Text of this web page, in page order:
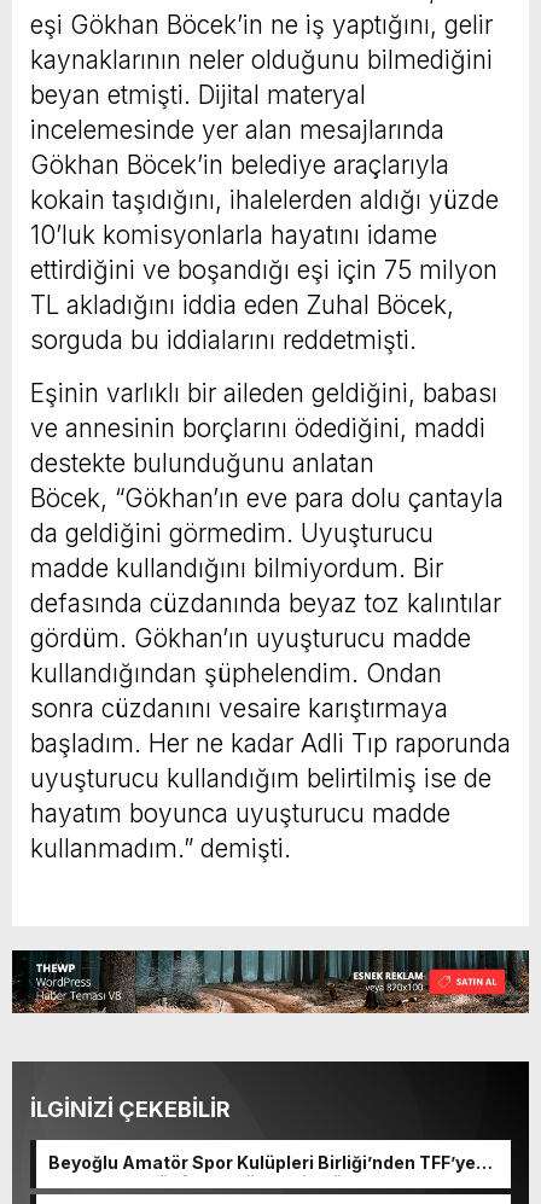
eşi Gökhan Böcek’in ne iş yaptığını, gelir
kaynaklarının neler olduğunu bilmediğini
beyan etmişti. Dijital materyal
incelemesinde yer alan mesajlarında
Gökhan Böcek’in belediye araçlarıyla
kokain taşıdığını, ihalelerden aldığı yüzde
10’luk komisyonlarla hayatını idame
ettirdiğini ve boşandığı eşi için 75 milyon
TL akladığını iddia eden Zuhal Böcek,
sorguda bu iddialarını reddetmişti.
Eşinin varlıklı bir aileden geldiğini, babası
ve annesinin borçlarını ödediğini, maddi
destekte bulunduğunu anlatan
Böcek, “Gökhan’ın eve para dolu çantayla
da geldiğini görmedim. Uyuşturucu
madde kullandığını bilmiyordum. Bir
defasında cüzdanında beyaz toz kalıntılar
gördüm. Gökhan’ın uyuşturucu madde
kullandığından şüphelendim. Ondan
sonra cüzdanını vesaire karıştırmaya
başladım. Her ne kadar Adli Tıp raporunda
uyuşturucu kullandığım belirtilmiş ise de
hayatım boyunca uyuşturucu madde
kullanmadım.” demişti.
İLGİNİZİ ÇEKEBİLİR
Beyoğlu Amatör Spor Kulüpleri Birliği’nden TFF’ye
çağrı: “Amatör futbol yük değil, Türk sporunun